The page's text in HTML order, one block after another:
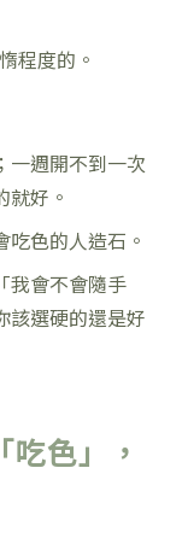
程度的。
一週開不到一次
就好。
吃色的人造石。
我會不會隨手
該選硬的還是好
色」，